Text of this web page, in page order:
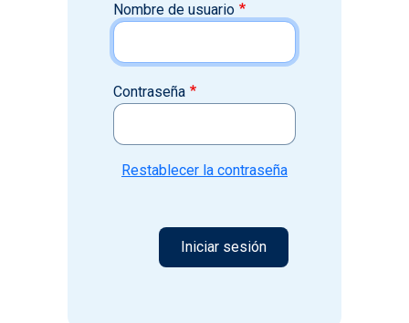
Nombre de usuario
Contraseña
Restablecer la contraseña